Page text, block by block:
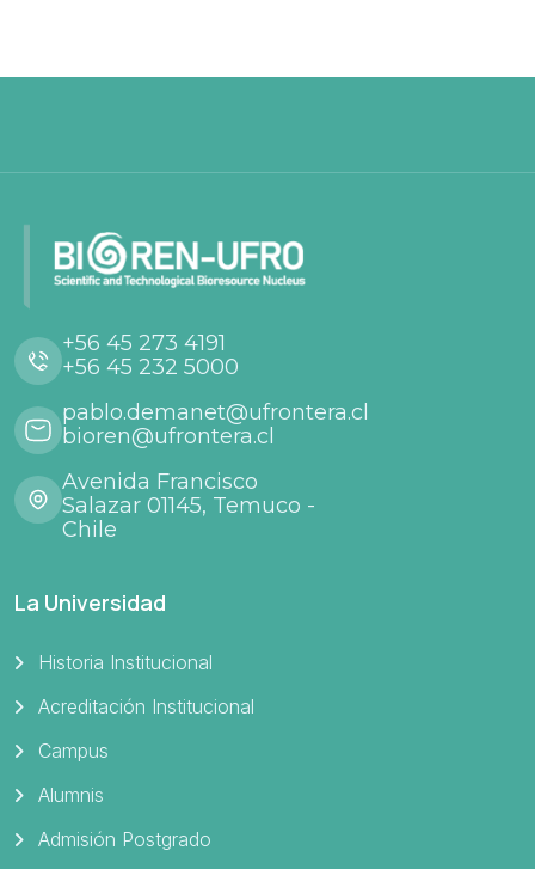
+56 45 273 4191
+56 45 232 5000
pablo.demanet@ufrontera.cl
bioren@ufrontera.cl
Avenida Francisco
Salazar 01145, Temuco -
Chile
La Universidad
Historia Institucional
Acreditación Institucional
Campus
Alumnis
Admisión Postgrado